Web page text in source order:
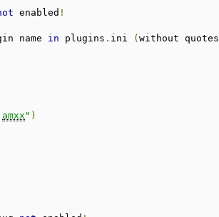
enabled !
name in plugins . ini (without quotes
amxx " )